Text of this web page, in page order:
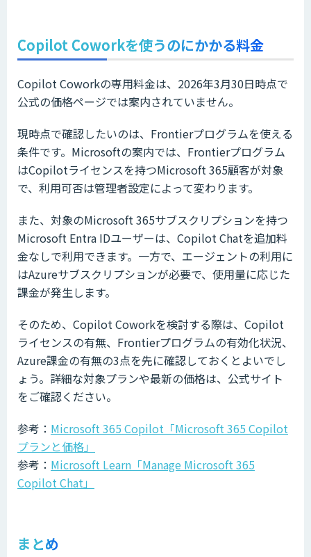
Copilot Coworkを使うのにかかる料金
Copilot Coworkの専用料金は、2026年3月30日時点で
公式の価格ページでは案内されていません。
現時点で確認したいのは、Frontierプログラムを使える
条件です。Microsoftの案内では、Frontierプログラム
はCopilotライセンスを持つMicrosoft 365顧客が対象
で、利用可否は管理者設定によって変わります。
また、対象のMicrosoft 365サブスクリプションを持つ
Microsoft Entra IDユーザーは、Copilot Chatを追加料
金なしで利用できます。一方で、エージェントの利用に
はAzureサブスクリプションが必要で、使用量に応じた
課金が発生します。
そのため、Copilot Coworkを検討する際は、Copilot
ライセンスの有無、Frontierプログラムの有効化状況、
Azure課金の有無の3点を先に確認しておくとよいでし
ょう。詳細な対象プランや最新の価格は、公式サイト
をご確認ください。
参考： Microsoft 365 Copilot「Microsoft 365 Copilot
プランと価格」
参考： Microsoft Learn「Manage Microsoft 365
Copilot Chat」
まとめ